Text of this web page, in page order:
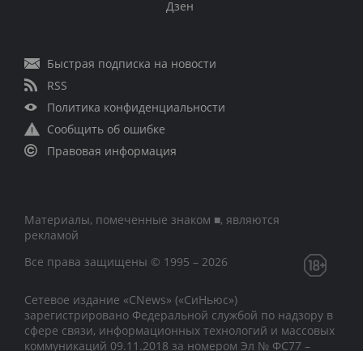
Дзен
Быстрая подписка на новости
RSS
Политика конфиденциальности
Сообщить об ошибке
Правовая информация
Материалы, помеченные знаком ■, являются
рекламой
Все права защищены © 1995 – 2026
Сетевое издание «CNews» («СиНьюс»)
зарегистрировано Федеральной службой по надзору в
сфере связи, информационных технологий и массовых
коммуникаций 09.11.2018 за номером Эл № ФС77 –